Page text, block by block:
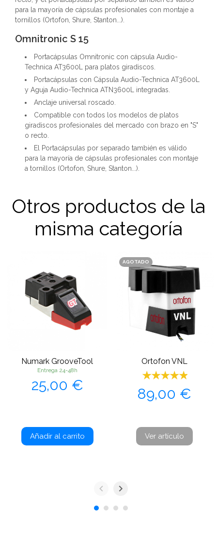
para la mayoría de cápsulas profesionales con montaje a
tornillos (Ortofon, Shure, Stanton...).
Omnitronic S 15
Portacápsulas Omnitronic con cápsula Audio-
Technica AT3600L para platos giradiscos.
Portacápsulas con Cápsula Audio-Technica AT3600L
y Aguja Audio-Technica ATN3600L integradas.
Anclaje universal roscado.
Compatible con todos los modelos de platos
giradiscos profesionales del mercado con brazo en "S"
o recto.
El Portacápsulas por separado también es válido
para la mayoría de cápsulas profesionales con montaje
a tornillos (Ortofon, Shure, Stanton...).
Otros productos de la
misma categoría
Numark GrooveTool
Entrega 24-48h
Precio
25,00 €
Añadir al carrito
AGOTADO
Ortofon VNL
Precio
89,00 €
Ver artículo